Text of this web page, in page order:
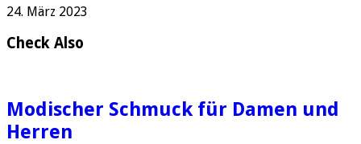
24. März 2023
Check Also
Modischer Schmuck für Damen und
Herren